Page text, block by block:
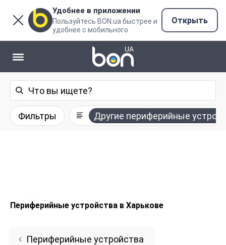
Удобнее в приложении
Пользуйтесь BON.ua быстрее и
удобнее с мобильного
Открыть
Фильтры Другие периферийные
Периферийные устройства в Харькове
Периферийные устройства